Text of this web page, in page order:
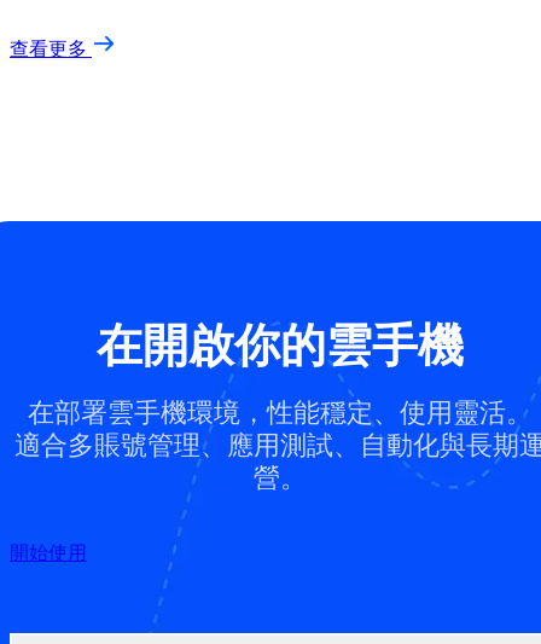
查看更多
在開啟你的雲手機
在部署雲手機環境，性能穩定、使用靈活。
適合多賬號管理、應用測試、自動化與長期
營。
開始使用